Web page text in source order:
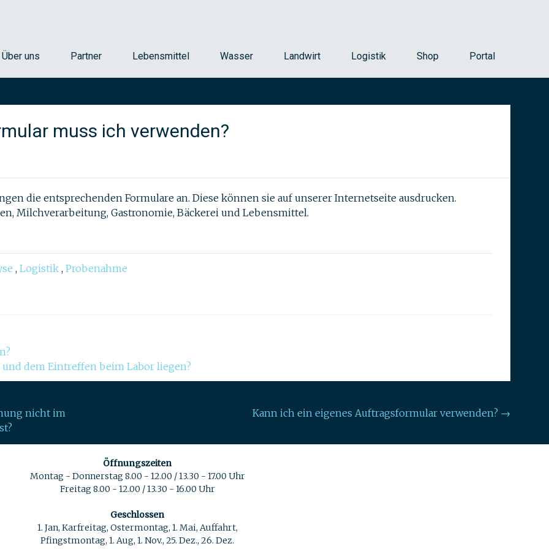
Über uns Partner Lebensmittel Wasser Landwirt Logistik Shop Portal
muss ich verwenden?
die entsprechenden Formulare an. Diese können sie auf unserer Internetseite ausdrucken.
Milchverarbeitung, Gastronomie, Bäckerei und Lebensmittel.
, Logistik , Probenahme
dem Eintreffen beim Labor liegen?
nicht im
Kann ich ein eigenes Auftragsformular verwenden? →
Öffnungszeiten
Montag - Donnerstag 8.00 - 12.00 / 13.30 - 17.00 Uhr
Freitag 8.00 - 12.00 / 13.30 - 16.00 Uhr
Geschlossen
1. Jan, Karfreitag, Ostermontag, 1. Mai, Auffahrt,
Pfingstmontag, 1. Aug, 1. Nov., 25. Dez., 26. Dez.